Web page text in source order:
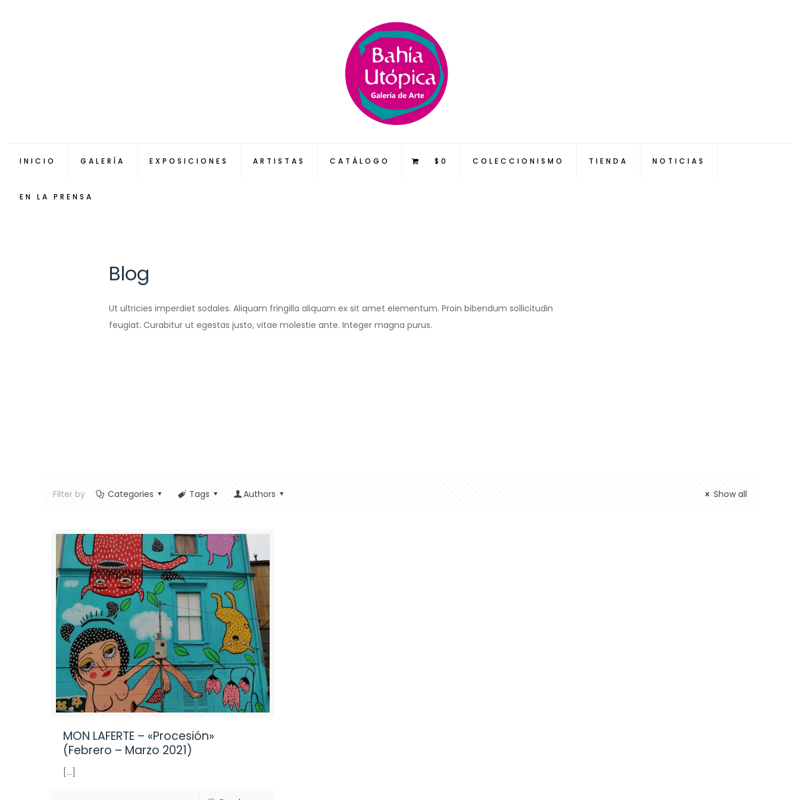
INICIO GALERÍA EXPOSICIONES ARTISTAS CATÁLOGO $0 COLECCIONISMO TIENDA NOTICIAS
EN LA PRENSA
Blog
Ut ultricies imperdiet sodales. Aliquam fringilla aliquam ex sit amet elementum. Proin bibendum sollicitudin
feugiat. Curabitur ut egestas justo, vitae molestie ante. Integer magna purus.
Filter by Categories Tags Authors Show all
MON LAFERTE – «Procesión»
(Febrero – Marzo 2021)
[…]